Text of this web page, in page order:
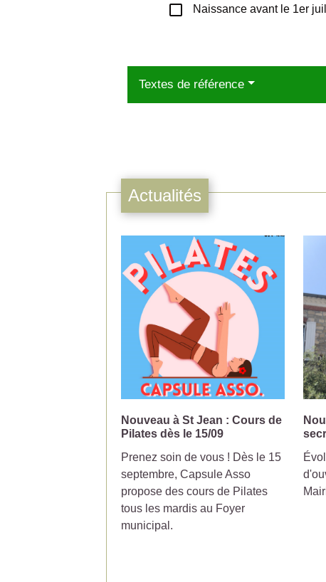
check_box_outline_blank Naissance avant le 1er
Textes de référence
Actualités
Nouveau à St Jean : Cours de
Pilates dès le 15/09
Prenez soin de vous ! Dès le 15
septembre, Capsule Asso
propose des cours de Pilates
tous les mardis au Foyer
municipal.